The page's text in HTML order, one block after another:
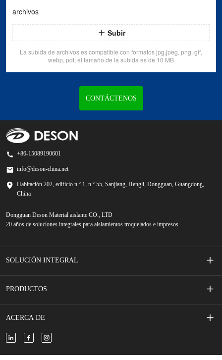
archivos
Subir
La subida de archivos es compatible con formatos jpg,jpeg, png, gif,
webp, pdf; el tamaño de la subida es de 10 MB
CONTÁCTENOS
+86-15089190601
info@deson-china.net
Habitación 202, edificio n.º 1, n.º 55, Sanjiang, Hengli, Dongguan, Guangdong,
China
Dongguan Deson Material aislante CO., LTD
20 años de soluciones integrales para aislamientos troquelados e impresos
SOLUCIÓN INTEGRAL
Interruptores de membrana serigrafiados
Vehículo de nueva energía
PRODUCTOS
Cinta adhesiva
Espuma adhesiva
ACERCA DE
Sobre nosotros